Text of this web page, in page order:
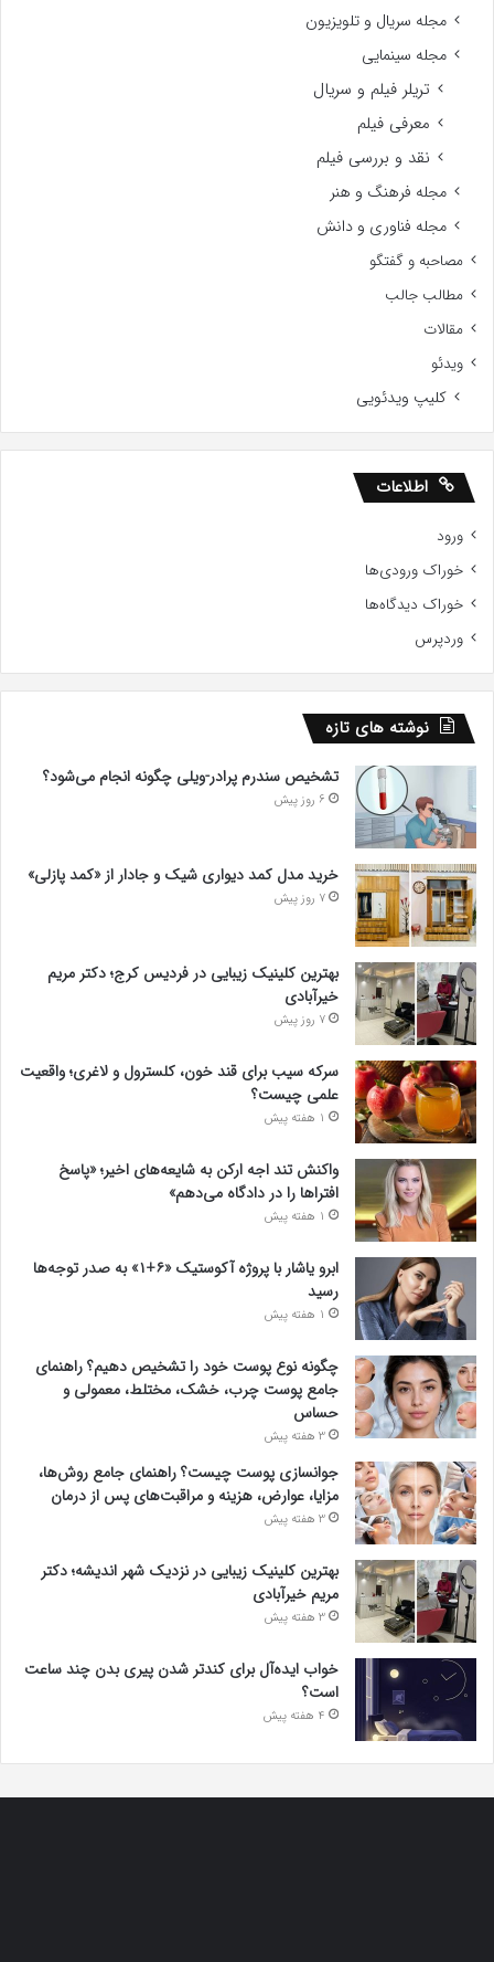
مجله سریال و تلویزیون
مجله سینمایی
تریلر فیلم و سریال
معرفی فیلم
نقد و بررسی فیلم
مجله فرهنگ و هنر
مجله فناوری و دانش
مصاحبه و گفتگو
مطالب جالب
مقالات
ویدئو
کلیپ ویدئویی
اطلاعات
ورود
خوراک ورودی‌ها
خوراک دیدگاه‌ها
وردپرس
نوشته های تازه
تشخیص سندرم پرادر-ویلی چگونه انجام می‌شود؟
6 روز پیش
خرید مدل کمد دیواری شیک و جادار از «کمد پازلی»
7 روز پیش
بهترین کلینیک زیبایی در فردیس کرج؛ دکتر مریم
خیرآبادی
7 روز پیش
سرکه سیب برای قند خون، کلسترول و لاغری؛ واقعیت
علمی چیست؟
1 هفته پیش
واکنش تند اجه ارکن به شایعه‌های اخیر؛ «پاسخ
افتراها را در دادگاه می‌دهم»
1 هفته پیش
ابرو یاشار با پروژه آکوستیک «۶+۱» به صدر توجه‌ها
رسید
1 هفته پیش
چگونه نوع پوست خود را تشخیص دهیم؟ راهنمای
جامع پوست چرب، خشک، مختلط، معمولی و
حساس
3 هفته پیش
جوانسازی پوست چیست؟ راهنمای جامع روش‌ها،
مزایا، عوارض، هزینه و مراقبت‌های پس از درمان
3 هفته پیش
بهترین کلینیک زیبایی در نزدیک شهر اندیشه؛ دکتر
مریم خیرآبادی
3 هفته پیش
خواب ایده‌آل برای کندتر شدن پیری بدن چند ساعت
است؟
4 هفته پیش